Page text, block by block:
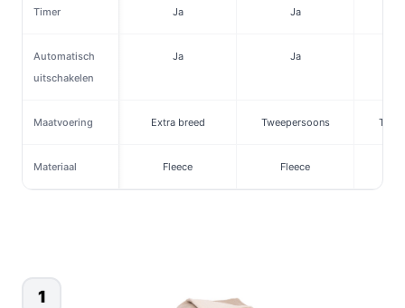
Timer Ja Ja
Automatisch
uitschakelen
Ja Ja
Maatvoering Extra breed Tweepersoons
Materiaal Fleece Fleece
1